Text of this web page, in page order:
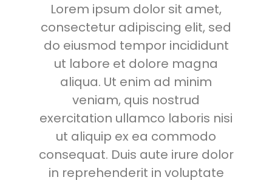
Lorem ipsum dolor sit amet,
consectetur adipiscing elit, sed
do eiusmod tempor incididunt
ut labore et dolore magna
aliqua. Ut enim ad minim
veniam, quis nostrud
exercitation ullamco laboris nisi
ut aliquip ex ea commodo
consequat. Duis aute irure dolor
in reprehenderit in voluptate